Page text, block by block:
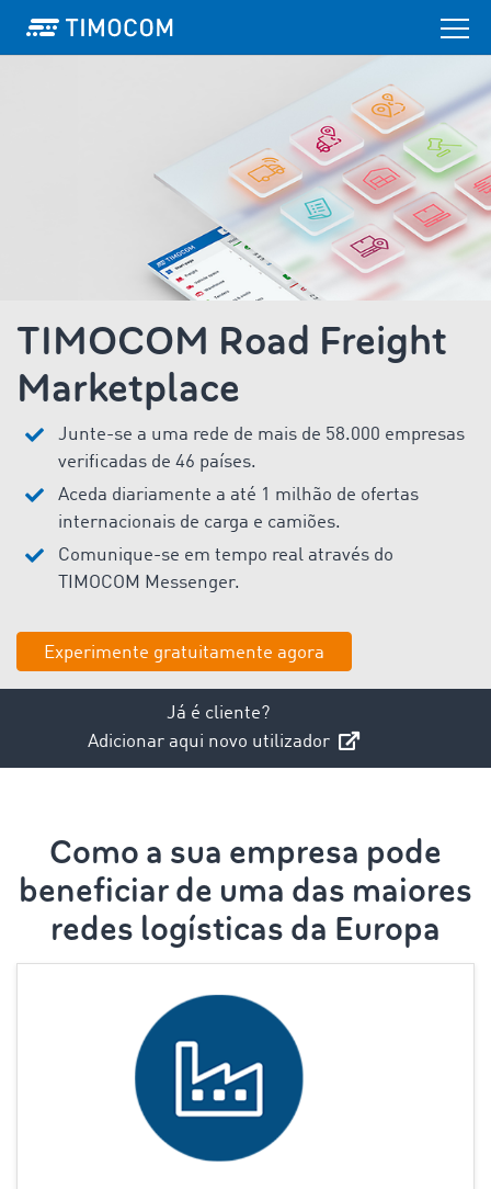
TIMOCOM Road Freight
Marketplace
Junte-se a uma rede de mais de 58.000 empresas
verificadas de 46 países.
Aceda diariamente a até 1 milhão de ofertas
internacionais de carga e camiões.
Comunique-se em tempo real através do
TIMOCOM Messenger.
Experimente gratuitamente agora
Já é cliente?
Adicionar aqui novo utilizador
Como a sua empresa pode
beneficiar de uma das maiores
redes logísticas da Europa